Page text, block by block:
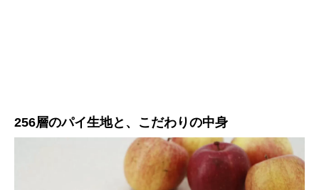
256層のパイ生地と、こだわりの中身